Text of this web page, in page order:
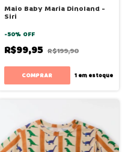
Maio Baby Maria Dinoland -
Siri
-50% OFF
R$99,95 R$199,90
COMPRAR 1 em estoque